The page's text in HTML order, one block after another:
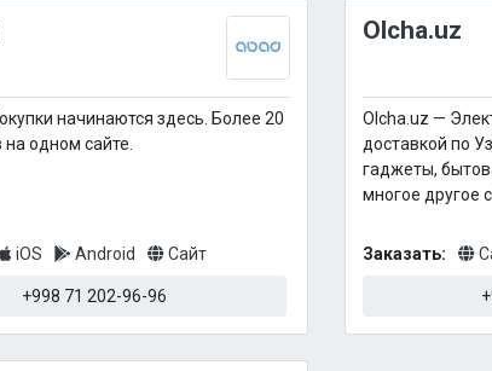
начинаются здесь. Более 20
на одном сайте.
iOS Android Сайт
+998 71 202-96-96
Olcha.uz
Olcha.uz —
доставкой по
гаджеты,
многое другое
Заказать: